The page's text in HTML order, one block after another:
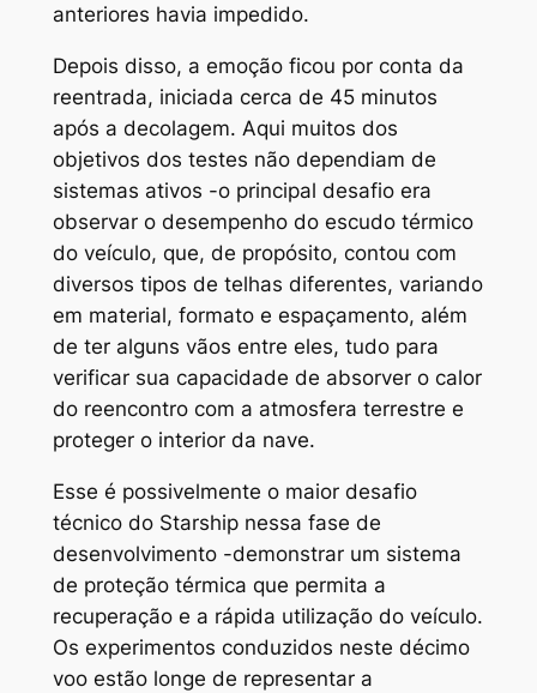
anteriores havia impedido.
Depois disso, a emoção ficou por conta da
reentrada, iniciada cerca de 45 minutos
após a decolagem. Aqui muitos dos
objetivos dos testes não dependiam de
sistemas ativos -o principal desafio era
observar o desempenho do escudo térmico
do veículo, que, de propósito, contou com
diversos tipos de telhas diferentes, variando
em material, formato e espaçamento, além
de ter alguns vãos entre eles, tudo para
verificar sua capacidade de absorver o calor
do reencontro com a atmosfera terrestre e
proteger o interior da nave.
Esse é possivelmente o maior desafio
técnico do Starship nessa fase de
desenvolvimento -demonstrar um sistema
de proteção térmica que permita a
recuperação e a rápida utilização do veículo.
Os experimentos conduzidos neste décimo
voo estão longe de representar a